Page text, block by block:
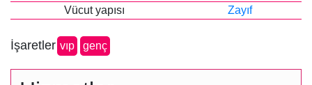
Vücut yapısı
Zayıf
İşaretler vip genç